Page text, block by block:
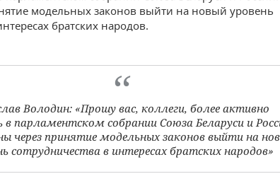
модельных законов выйти на новый уровень
братских народов.
Володин: «Прошу вас, коллеги, более активно
парламентском собрании Союза Беларуси и
через принятие модельных законов выйти на
сотрудничества в интересах братских народов»